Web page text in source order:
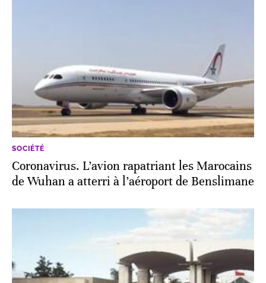
SOCIÉTÉ
Coronavirus. L’avion rapatriant les Marocains
de Wuhan a atterri à l’aéroport de Benslimane